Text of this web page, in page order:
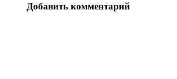
Добавить комментарий